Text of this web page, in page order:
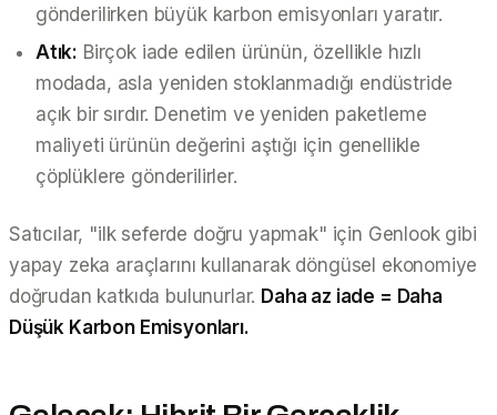
gönderilirken büyük karbon emisyonları yaratır.
Atık: Birçok iade edilen ürünün, özellikle hızlı
modada, asla yeniden stoklanmadığı endüstride
açık bir sırdır. Denetim ve yeniden paketleme
maliyeti ürünün değerini aştığı için genellikle
çöplüklere gönderilirler.
Satıcılar, "ilk seferde doğru yapmak" için Genlook gibi
yapay zeka araçlarını kullanarak döngüsel ekonomiye
doğrudan katkıda bulunurlar. Daha az iade = Daha
Düşük Karbon Emisyonları.